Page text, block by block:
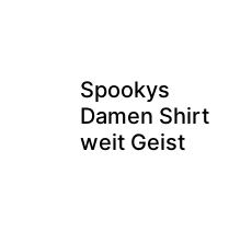
Spookys
Damen Shirt
weit Geist